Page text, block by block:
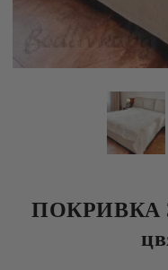
ПОКРИВКА